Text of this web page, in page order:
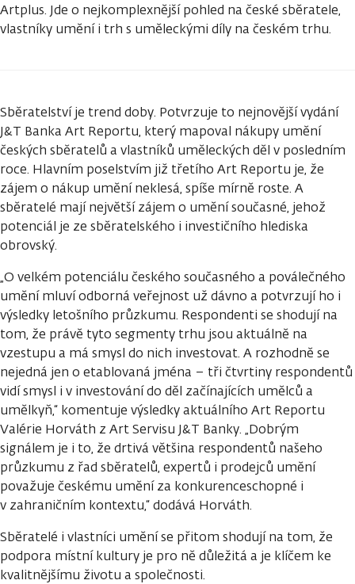
Artplus. Jde o nejkomplexnější pohled na české sběratele,
vlastníky umění i trh s uměleckými díly na českém trhu.
Sběratelství je trend doby. Potvrzuje to nejnovější vydání
J&T Banka Art Reportu, který mapoval nákupy umění
českých sběratelů a vlastníků uměleckých děl v posledním
roce. Hlavním poselstvím již třetího Art Reportu je, že
zájem o nákup umění neklesá, spíše mírně roste. A
sběratelé mají největší zájem o umění současné, jehož
potenciál je ze sběratelského i investičního hlediska
obrovský.
„O velkém potenciálu českého současného a poválečného
umění mluví odborná veřejnost už dávno a potvrzují ho i
výsledky letošního průzkumu. Respondenti se shodují na
tom, že právě tyto segmenty trhu jsou aktuálně na
vzestupu a má smysl do nich investovat. A rozhodně se
nejedná jen o etablovaná jména – tři čtvrtiny respondentů
vidí smysl i v investování do děl začínajících umělců a
umělkyň,“ komentuje výsledky aktuálního Art Reportu
Valérie Horváth z Art Servisu J&T Banky. „Dobrým
signálem je i to, že drtivá většina respondentů našeho
průzkumu z řad sběratelů, expertů i prodejců umění
považuje českému umění za konkurenceschopné i
v zahraničním kontextu,“ dodává Horváth.
Sběratelé i vlastníci umění se přitom shodují na tom, že
podpora místní kultury je pro ně důležitá a je klíčem ke
kvalitnějšímu životu a společnosti.